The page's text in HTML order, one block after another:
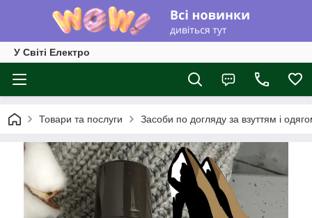
У Світі Електро
Товари та послуги Засоби по догляду за взуттям і